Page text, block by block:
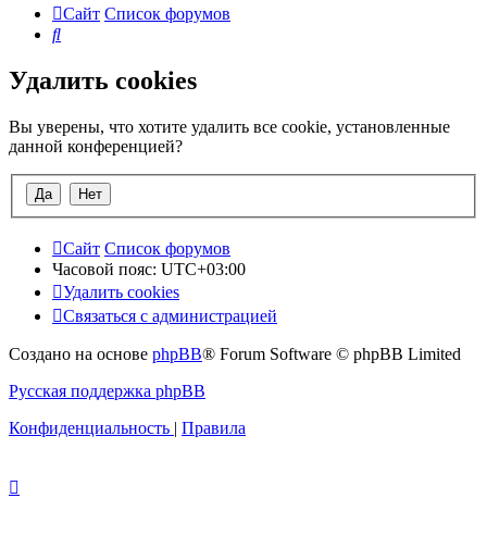
Сайт Список форумов
Поиск
Удалить cookies
Вы уверены, что хотите удалить все cookie, установленные
данной конференцией?
Сайт Список форумов
Часовой пояс: UTC+03:00
Удалить cookies
Связаться с администрацией
Создано на основе phpBB® Forum Software © phpBB Limited
Русская поддержка phpBB
Конфиденциальность | Правила